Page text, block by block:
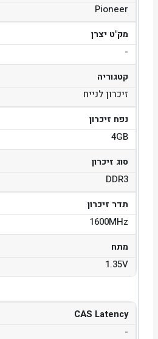
Pioneer
מק"ט יצרן
-
קטגוריה
זיכרון לנייח
נפח זיכרון
4GB
סוג זיכרון
DDR3
תדר זיכרון
1600MHz
מתח
1.35V
CAS Latency
-